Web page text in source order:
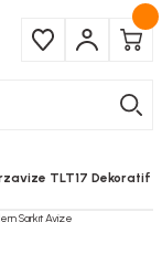
TLT17 Dekoratif